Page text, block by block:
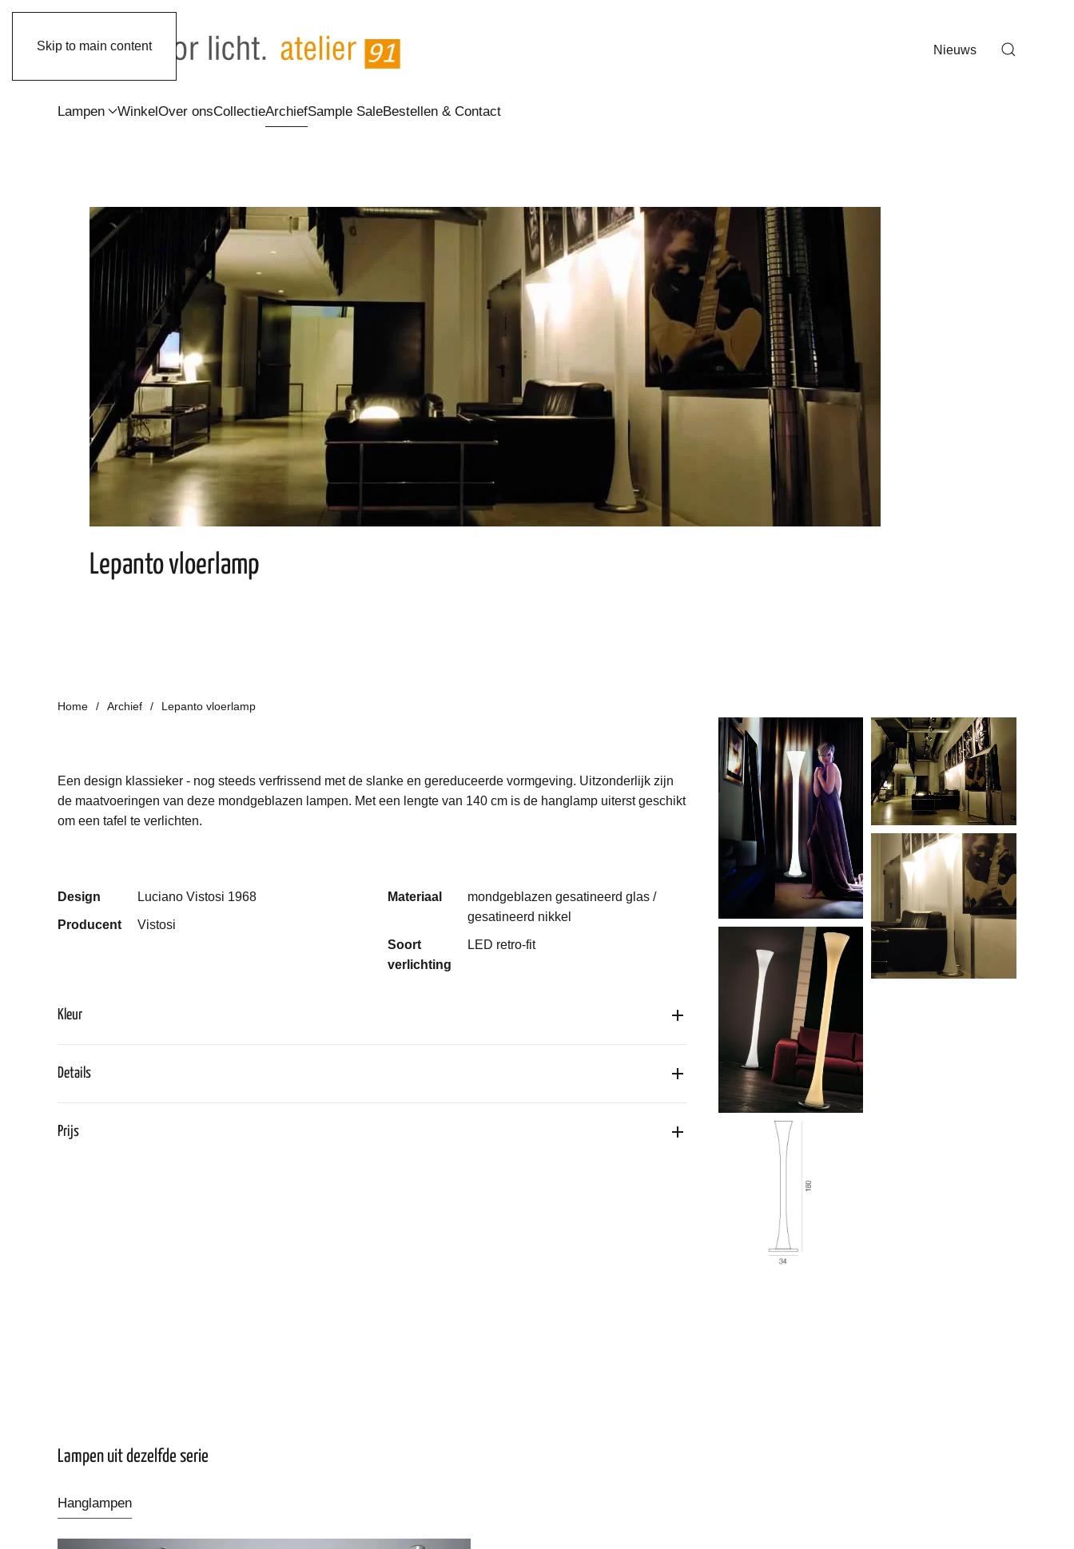
Skip to main content Nieuws
Lampen WinkelOver onsCollectieArchiefSample SaleBestellen & Contact
Lepanto vloerlamp
Home Archief Lepanto vloerlamp
Een design klassieker - nog steeds verfrissend met de slanke en gereduceerde vormgeving. Uitzonderlijk zijn
de maatvoeringen van deze mondgeblazen lampen. Met een lengte van 140 cm is de hanglamp uiterst geschikt
om een tafel te verlichten.
Design Luciano Vistosi 1968
Producent Vistosi
Materiaal
mondgeblazen gesatineerd glas /
gesatineerd nikkel
Soort
verlichting
LED retro-fit
Kleur
Details
Prijs
Lampen uit dezelfde serie
Hanglampen